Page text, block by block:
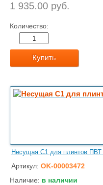
1 935.00 руб.
Количество:
Купить
Несущая С1 для плинтов ПВТ
Артикул: OK-00003472
Наличие: в наличии